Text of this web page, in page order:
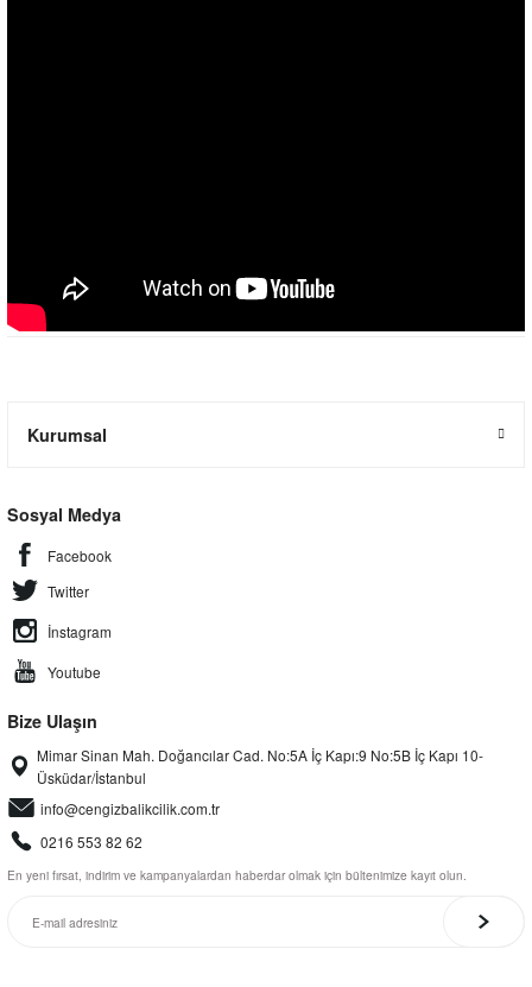
Kurumsal
Sosyal Medya
Facebook
Twitter
İnstagram
Youtube
Bize Ulaşın
Mimar Sinan Mah. Doğancılar Cad. No:5A İç Kapı:9 No:5B İç Kapı 10-
Üsküdar/İstanbul
info@cengizbalikcilik.com.tr
0216 553 82 62
En yeni fırsat, indirim ve kampanyalardan haberdar olmak için bültenimize kayıt olun.